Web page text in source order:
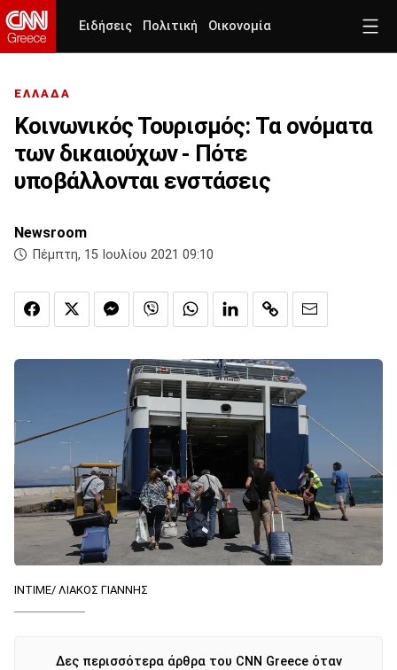
Ειδήσεις Πολιτική Οικονομία
ΕΛΛΑΔΑ
Κοινωνικός Τουρισμός: Τα ονόματα
των δικαιούχων - Πότε
υποβάλλονται ενστάσεις
Newsroom
Πέμπτη, 15 Ιουλίου 2021 09:10
ΙΝΤΙΜΕ/ ΛΙΑΚΟΣ ΓΙΑΝΝΗΣ
Δες περισσότερα άρθρα του CNN Greece όταν